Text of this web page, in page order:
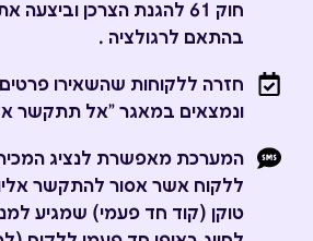
חוק 61 להגנת הצרכן
בהתאם לרגולציה .
חזרה ללקוחות שהשאירו
ונמצאים במאגר "אל תתקשר
המערכת מאפשרת לנציג
ללקוח אשר אסור להתקשר
טוקן (קוד חד פעמי) שמגיע